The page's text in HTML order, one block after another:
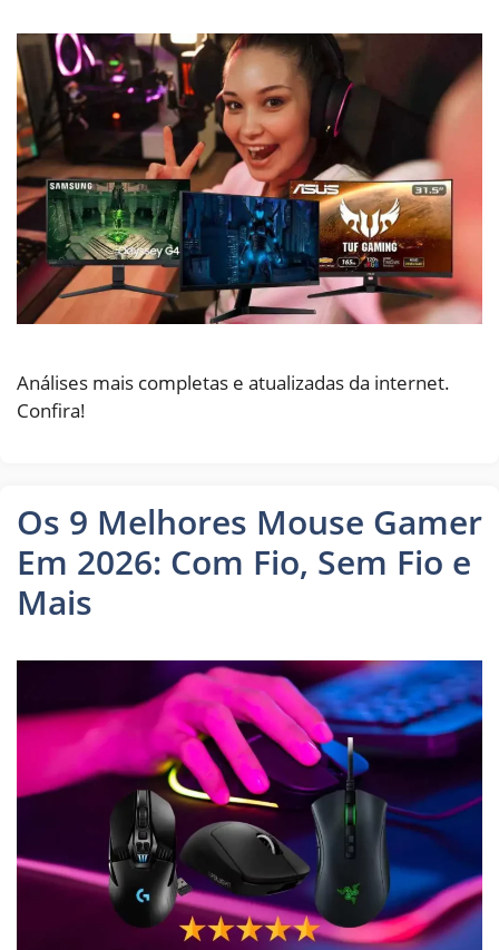
Análises mais completas e atualizadas da internet.
Confira!
Os 9 Melhores Mouse Gamer
Em 2026: Com Fio, Sem Fio e
Mais